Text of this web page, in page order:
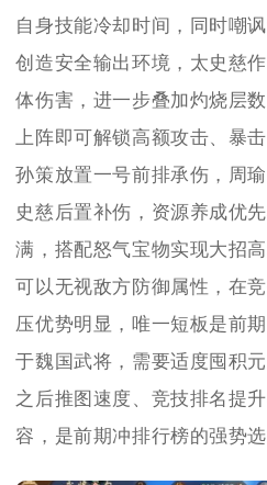
自身技能冷却时间，同时嘲
创造安全输出环境，太史慈
体伤害，进一步叠加灼烧层
上阵即可解锁高额攻击、暴
孙策放置一号前排承伤，周
史慈后置补伤，资源养成优
满，搭配怒气宝物实现大招
可以无视敌方防御属性，在
压优势明显，唯一短板是前
于魏国武将，需要适度囤积
之后推图速度、竞技排名提
容，是前期冲排行榜的强势选